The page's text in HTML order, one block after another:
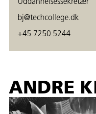
Uddannelsessekretær
bj@techcollege.dk
+45 7250 5244
ANDRE